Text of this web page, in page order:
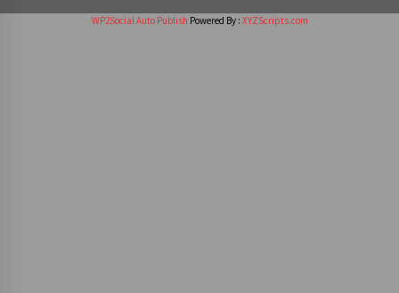
WP2Social Auto Publish Powered By : XYZScripts.com